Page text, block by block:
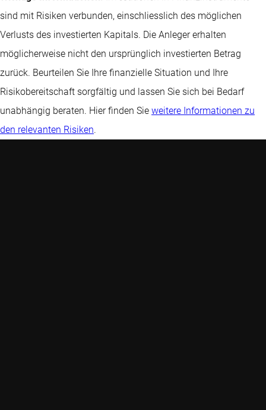
sind mit Risiken verbunden, einschliesslich des möglichen
Verlusts des investierten Kapitals. Die Anleger erhalten
möglicherweise nicht den ursprünglich investierten Betrag
zurück. Beurteilen Sie Ihre finanzielle Situation und Ihre
Risikobereitschaft sorgfältig und lassen Sie sich bei Bedarf
unabhängig beraten. Hier finden Sie weitere Informationen zu
den relevanten Risiken.